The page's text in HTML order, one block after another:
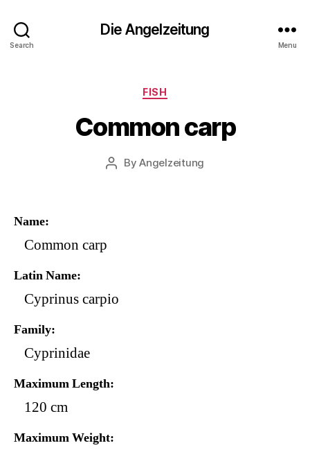
Search
Die Angelzeitung
Menu
Categories
FISH
Common carp
PostByAngelzeitung
Name
Common carp
Latin Name
Cyprinus carpio
Family
Cyprinidae
Maximum Length
120 cm
Maximum Weight